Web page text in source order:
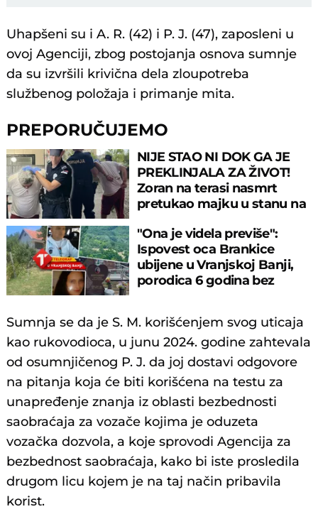
Uhapšeni su i A. R. (42) i P. J. (47), zaposleni u
ovoj Agenciji, zbog postojanja osnova sumnje
da su izvršili krivična dela zloupotreba
službenog položaja i primanje mita.
PREPORUČUJEMO
NIJE STAO NI DOK GA JE
PREKLINJALA ZA ŽIVOT!
Zoran na terasi nasmrt
pretukao majku u stanu na
"Ona je videla previše":
Ispovest oca Brankice
ubijene u Vranjskoj Banji,
porodica 6 godina bez
Sumnja se da je S. M. korišćenjem svog uticaja
kao rukovodioca, u junu 2024. godine zahtevala
od osumnjičenog P. J. da joj dostavi odgovore
na pitanja koja će biti korišćena na testu za
unapređenje znanja iz oblasti bezbednosti
saobraćaja za vozače kojima je oduzeta
vozačka dozvola, a koje sprovodi Agencija za
bezbednost saobraćaja, kako bi iste prosledila
drugom licu kojem je na taj način pribavila
korist.